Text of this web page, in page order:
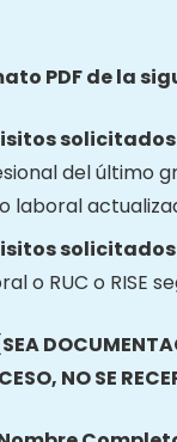
PDF de la
del último
laboral
o RUC o RISE
NO SE